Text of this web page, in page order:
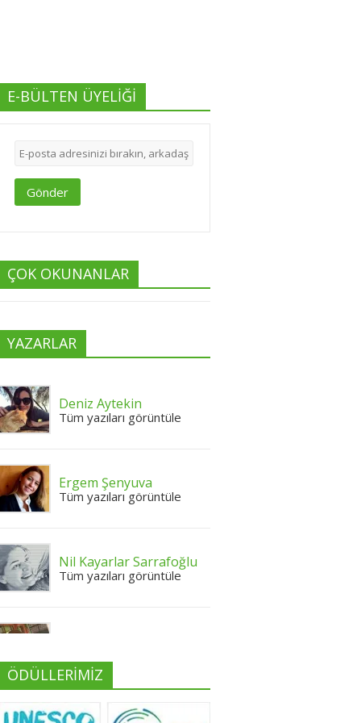
E-BÜLTEN ÜYELİĞİ
Gönder
ÇOK OKUNANLAR
YAZARLAR
Deniz Aytekin
Tüm yazıları görüntüle
Ergem Şenyuva
Tüm yazıları görüntüle
Nil Kayarlar Sarrafoğlu
Tüm yazıları görüntüle
Neslihan Edeş
ÖDÜLLERİMİZ